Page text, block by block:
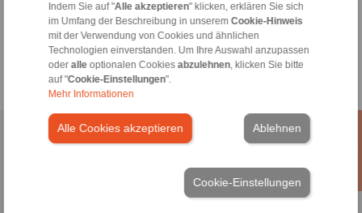
Indem Sie auf "Alle akzeptieren" klicken, erklären Sie sich
im Umfang der Beschreibung in unserem Cookie-Hinweis
mit der Verwendung von Cookies und ähnlichen
Technologien einverstanden. Um Ihre Auswahl anzupassen
oder alleoptionalen Cookies abzulehnen, klicken Sie bitte
auf "Cookie-Einstellungen".
Mehr Informationen
Alle Cookies akzeptieren Ablehnen
Cookie-Einstellungen
Tools
Berechnungstool
Home | Impressum Datenschutzerklärung